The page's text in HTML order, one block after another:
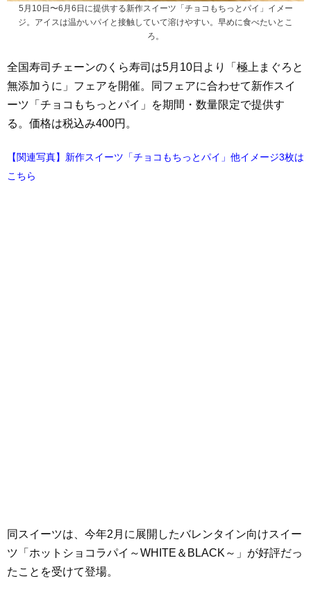
5月10日〜6月6日に提供する新作スイーツ「チョコもちっとパイ」イメー
ジ。アイスは温かいパイと接触していて溶けやすい。早めに食べたいとこ
ろ。
全国寿司チェーンのくら寿司は5月10日より「極上まぐろと
無添加うに」フェアを開催。同フェアに合わせて新作スイ
ーツ「チョコもちっとパイ」を期間・数量限定で提供す
る。価格は税込み400円。
【関連写真】新作スイーツ「チョコもちっとパイ」他イメージ3枚は
こちら
同スイーツは、今年2月に展開したバレンタイン向けスイー
ツ「ホットショコラパイ～WHITE＆BLACK～」が好評だっ
たことを受けて登場。